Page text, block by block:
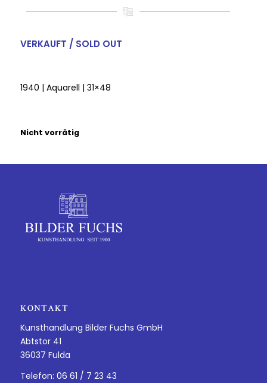
VERKAUFT / SOLD OUT
1940 | Aquarell | 31×48
Nicht vorrätig
KONTAKT
Kunsthandlung Bilder Fuchs GmbH
Abtstor 41
36037 Fulda
Telefon: 06 61 / 7 23 43